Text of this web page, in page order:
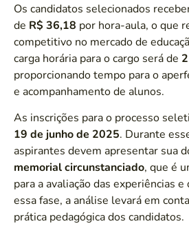
Os candidatos selecionados
de R$ 36,18 por hora-aula, o que
competitivo no mercado de
carga horária para o cargo será de
proporcionando tempo para o
e acompanhamento de alunos.
As inscrições para o processo
19 de junho de 2025. Durante
aspirantes devem apresentar sua
memorial circunstanciado, que é
para a avaliação das experiências
essa fase, a análise levará em
prática pedagógica dos candidatos.